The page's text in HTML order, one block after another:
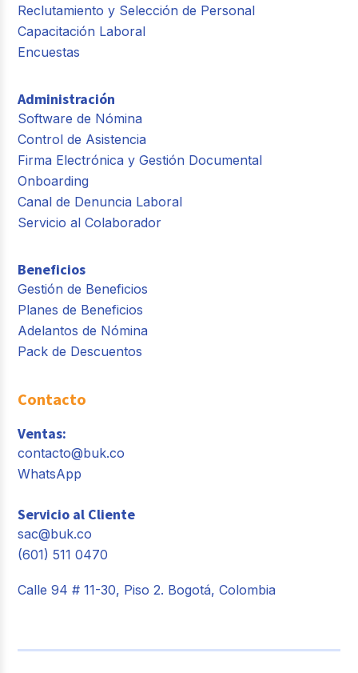
Reclutamiento y Selección de Personal
Capacitación Laboral
Encuestas
Administración
Software de Nómina
Control de Asistencia
Firma Electrónica y Gestión Documental
Onboarding
Canal de Denuncia Laboral
Servicio al Colaborador
Beneficios
Gestión de Beneficios
Planes de Beneficios
Adelantos de Nómina
Pack de Descuentos
Contacto
Ventas:
contacto@buk.co
WhatsApp
Servicio al Cliente
sac@buk.co
(601) 511 0470
Calle 94 # 11-30, Piso 2. Bogotá, Colombia